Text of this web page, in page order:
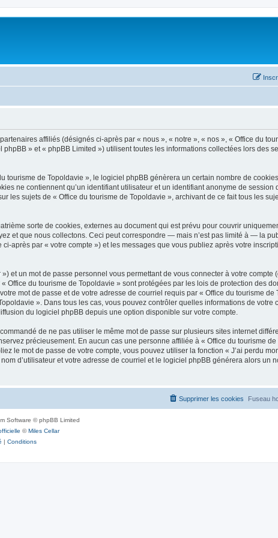
affiliés (désignés ci-après par « nous », « notre », « nos », « Office du
» et « phpBB Limited ») utilisent toutes les informations collectées lors des
de Topoldavie », le logiciel phpBB génèrera un certain nombre de
ne contiennent qu’un identifiant utilisateur et un identifiant anonyme de session
sujets de « Office du tourisme de Topoldavie », archivant de ce fait tous les
sorte de cookies, externes au document qui est prévu pour couvrir
et que nous collectons. Ceci peut correspondre — mais n’est pas limité à — la
après par « votre compte ») et les messages que vous publiez après votre
et un mot de passe personnel vous permettant de vous connecter à votre compte
du tourisme de Topoldavie » sont protégées par les lois de protection des
mot de passe et de votre adresse de courriel requis par « Office du tourisme de
». Dans tous les cas, vous pouvez contrôler quelles informations de votre
du logiciel phpBB depuis une option disponible sur votre compte.
de ne pas utiliser le même mot de passe sur plusieurs sites internet
précieusement. En aucun cas une personne affiliée à « Office du tourisme de
le mot de passe de votre compte, vous pouvez utiliser la fonction « J’ai perdu
d’utilisateur et votre adresse de courriel et le logiciel phpBB générera alors un
Fuseau
Supprimer les cookies
Software © phpBB Limited
©Miles Cellar
| Conditions